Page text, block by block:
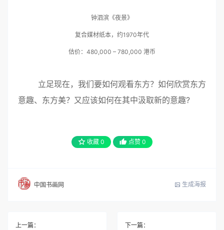
钟泗滨《夜景》
复合媒材纸本，约1970年代
估价：480,000 – 780,000 港币
立足现在，我们要如何观看东方？如何欣赏东方
意趣、东方美？又应该如何在其中汲取新的意趣?
收藏 0 点赞 0
中国书画网 生成海报
上一篇：
下一篇：